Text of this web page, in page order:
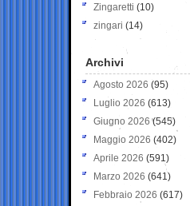
Zingaretti (10)
zingari (14)
Archivi
Agosto 2026 (95)
Luglio 2026 (613)
Giugno 2026 (545)
Maggio 2026 (402)
Aprile 2026 (591)
Marzo 2026 (641)
Febbraio 2026 (617)